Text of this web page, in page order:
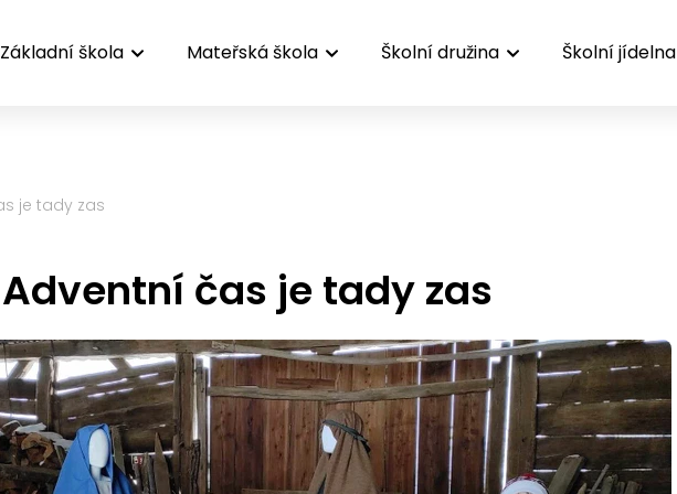
Základní škola Mateřská škola Školní družina Školní jídelna
je tady zas
Adventní čas je tady zas